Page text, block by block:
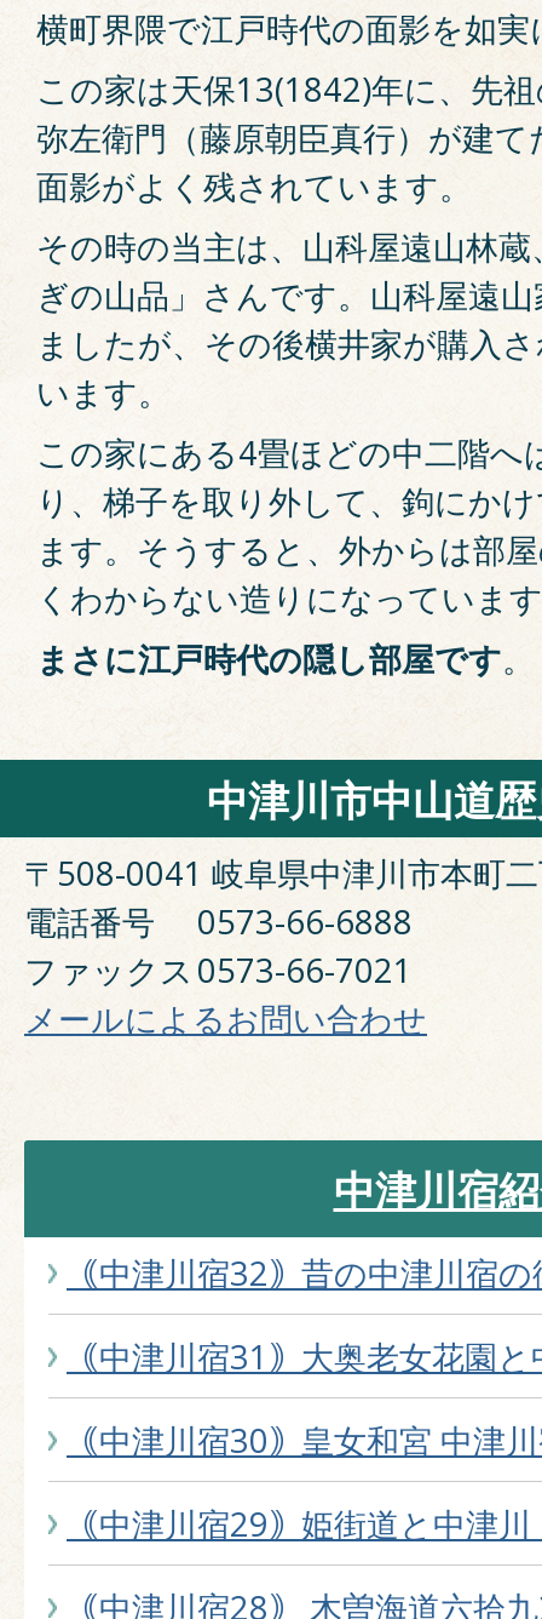
横町界隈で江戸時代の面影を如
この家は天保13(1842)年に、先
弥左衛門（藤原朝臣真行）が建
面影がよく残されています。
その時の当主は、山科屋遠山林
ぎの山品」さんです。山科屋遠
ましたが、その後横井家が購入
います。
この家にある4畳ほどの中二階へ
り、梯子を取り外して、鉤にか
ます。そうすると、外からは部
くわからない造りになっていま
まさに江戸時代の隠し部屋です。
中津川市中山道
〒508-0041 岐阜県中津川市本町
電話番号
0573-66-6888
ファックス 0573-66-7021
メールによるお問い合わせ
中津川宿
｟中津川宿32｠昔の中津川宿
｟中津川宿31｠大奥老女花園
｟中津川宿30｠皇女和宮 中津
｟中津川宿29｠姫街道と中津
｟中津川宿28｠ 木曽海道六拾